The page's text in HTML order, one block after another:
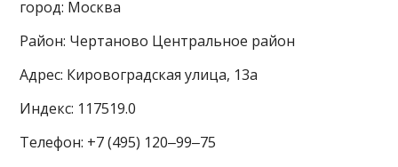
город: Москва
Район: Чертаново Центральное район
Адрес: Кировоградская улица, 13а
Индекс: 117519.0
Телефон: +7 (495) 120‒99‒75